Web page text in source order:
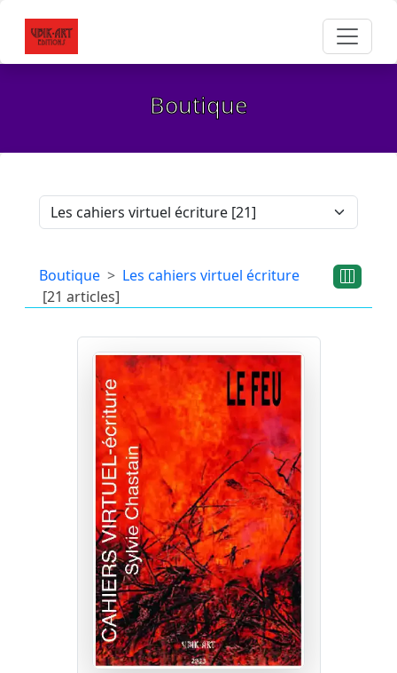
Boutique
Boutique
Les cahiers virtuel écriture
[21 articles]